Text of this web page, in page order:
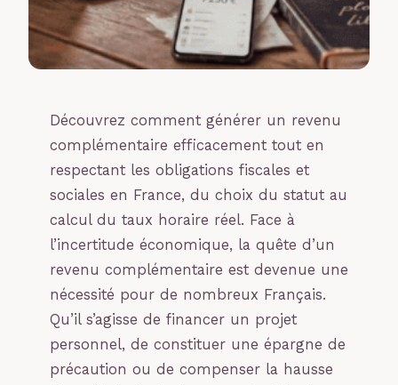
Découvrez comment générer un revenu
complémentaire efficacement tout en
respectant les obligations fiscales et
sociales en France, du choix du statut au
calcul du taux horaire réel. Face à
l’incertitude économique, la quête d’un
revenu complémentaire est devenue une
nécessité pour de nombreux Français.
Qu’il s’agisse de financer un projet
personnel, de constituer une épargne de
précaution ou de compenser la hausse